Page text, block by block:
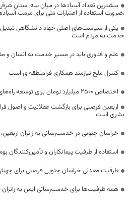
بیشترین تعداد آسبادها در میان سه استان
،ضرورت استفاده از اعتبارات ملی برای مرمت
یکی از سیاست‌های اصلی جهاد دانشگاهی
خدمت به مردم است
علم و فناوری باید در مسیر خدمت به انسان و
کنترل ملخ نیازمند همکاری فرامنطقه‌ای است
اختصاص 2500 میلیارد تومان برای توسعه راه‌های دوبانده خراسان جنوبی
اربعین فرصتی برای بازگشت عقلانیت و اصول
بشری است
خراسان جنوبی در خدمت‌رسانی به زائران
استفاده از ظرفیت پیمانکاران و تأمین‌کنندگان
ظرفیت معدنی خراسان جنوبی فرصتی برای
همه ظرفیت‌ها برای خدمت‌رسانی ایمن به